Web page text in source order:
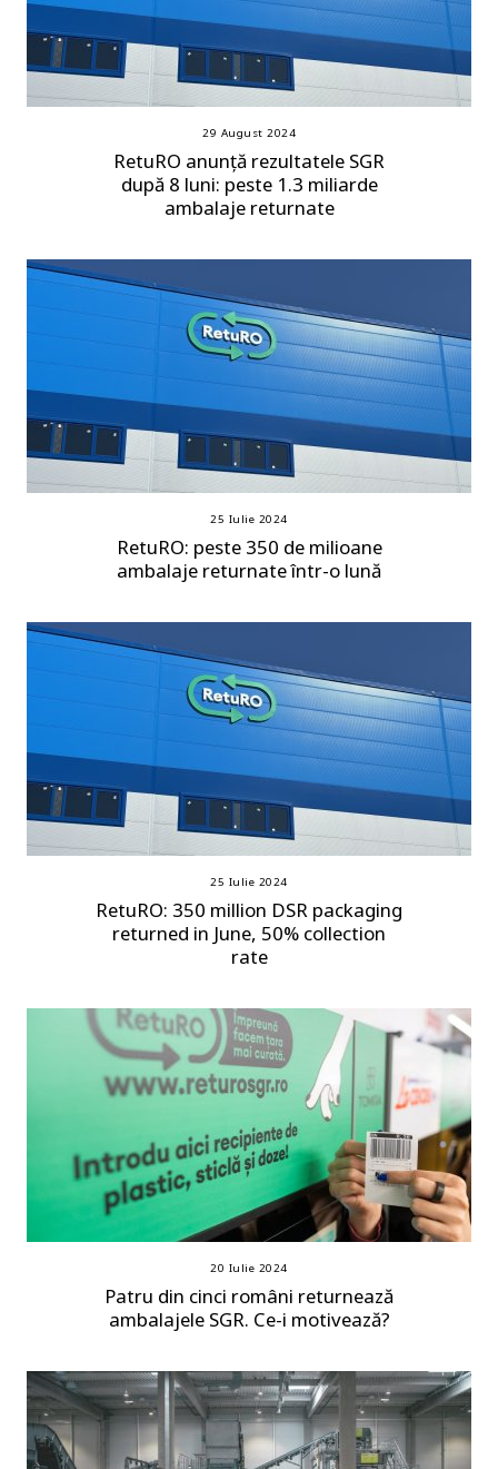
29 August 2024
RetuRO anunță rezultatele SGR
după 8 luni: peste 1.3 miliarde
ambalaje returnate
25 Iulie 2024
RetuRO: peste 350 de milioane
ambalaje returnate într-o lună
25 Iulie 2024
RetuRO: 350 million DSR packaging
returned in June, 50% collection
rate
20 Iulie 2024
Patru din cinci români returnează
ambalajele SGR. Ce-i motivează?